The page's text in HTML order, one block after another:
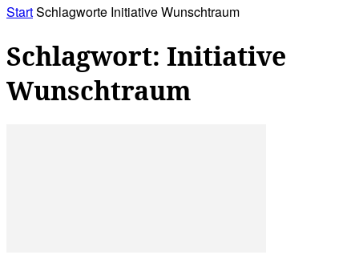
StartSchlagworte Initiative Wunschtraum
Schlagwort: Initiative
Wunschtraum